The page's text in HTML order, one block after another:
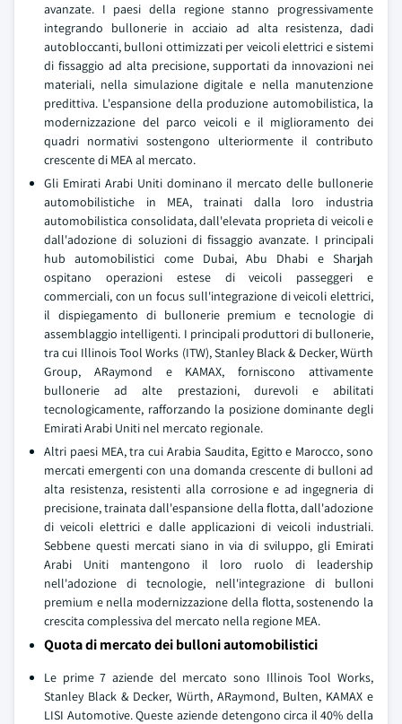
avanzate. I paesi della regione stanno progressivamente
integrando bullonerie in acciaio ad alta resistenza, dadi
autobloccanti, bulloni ottimizzati per veicoli elettrici e sistemi
di fissaggio ad alta precisione, supportati da innovazioni nei
materiali, nella simulazione digitale e nella manutenzione
predittiva. L'espansione della produzione automobilistica, la
modernizzazione del parco veicoli e il miglioramento dei
quadri normativi sostengono ulteriormente il contributo
crescente di MEA al mercato.
Gli Emirati Arabi Uniti dominano il mercato delle bullonerie
automobilistiche in MEA, trainati dalla loro industria
automobilistica consolidata, dall'elevata proprieta di veicoli e
dall'adozione di soluzioni di fissaggio avanzate. I principali
hub automobilistici come Dubai, Abu Dhabi e Sharjah
ospitano operazioni estese di veicoli passeggeri e
commerciali, con un focus sull'integrazione di veicoli elettrici,
il dispiegamento di bullonerie premium e tecnologie di
assemblaggio intelligenti. I principali produttori di bullonerie,
tra cui Illinois Tool Works (ITW), Stanley Black & Decker, Würth
Group, ARaymond e KAMAX, forniscono attivamente
bullonerie ad alte prestazioni, durevoli e abilitati
tecnologicamente, rafforzando la posizione dominante degli
Emirati Arabi Uniti nel mercato regionale.
Altri paesi MEA, tra cui Arabia Saudita, Egitto e Marocco, sono
mercati emergenti con una domanda crescente di bulloni ad
alta resistenza, resistenti alla corrosione e ad ingegneria di
precisione, trainata dall'espansione della flotta, dall'adozione
di veicoli elettrici e dalle applicazioni di veicoli industriali.
Sebbene questi mercati siano in via di sviluppo, gli Emirati
Arabi Uniti mantengono il loro ruolo di leadership
nell'adozione di tecnologie, nell'integrazione di bulloni
premium e nella modernizzazione della flotta, sostenendo la
crescita complessiva del mercato nella regione MEA.
Quota di mercato dei bulloni automobilistici
Le prime 7 aziende del mercato sono Illinois Tool Works,
Stanley Black & Decker, Würth, ARaymond, Bulten, KAMAX e
LISI Automotive. Queste aziende detengono circa il 40% della